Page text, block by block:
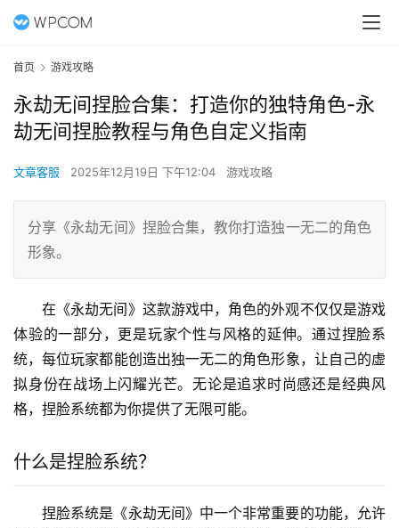
首页 游戏攻略
永劫无间捏脸合集：打造你的独特角色-永
劫无间捏脸教程与角色自定义指南
文章客服 2025年12月19日 下午12:04 游戏攻略
分享《永劫无间》捏脸合集，教你打造独一无二的角色
形象。
在《永劫无间》这款游戏中，角色的外观不仅仅是游戏
体验的一部分，更是玩家个性与风格的延伸。通过捏脸系
统，每位玩家都能创造出独一无二的角色形象，让自己的虚
拟身份在战场上闪耀光芒。无论是追求时尚感还是经典风
格，捏脸系统都为你提供了无限可能。
什么是捏脸系统？
捏脸系统是《永劫无间》中一个非常重要的功能，允许